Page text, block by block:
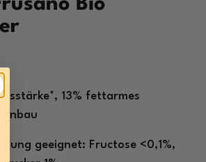
Bio
13% fettarmes
geeignet: Fructose <0,1%,